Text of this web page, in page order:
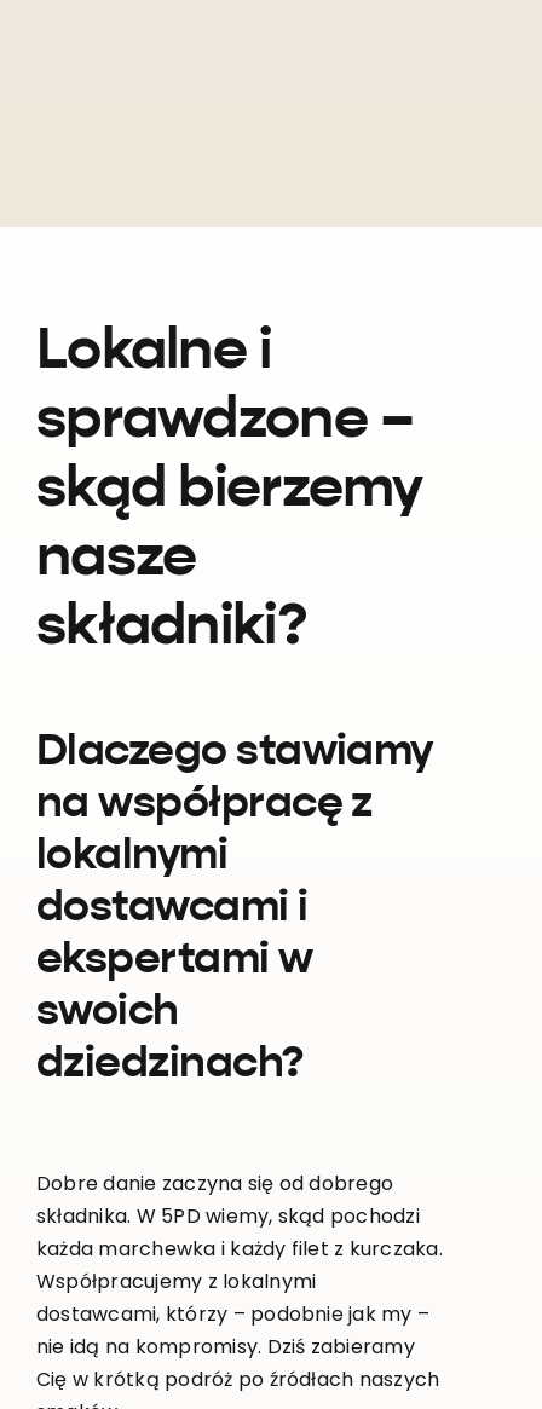
Lokalne i
sprawdzone –
skąd bierzemy
nasze
składniki?
Dlaczego stawiamy
na współpracę z
lokalnymi
dostawcami i
ekspertami w
swoich
dziedzinach?
Dobre danie zaczyna się od dobrego
składnika. W 5PD wiemy, skąd pochodzi
każda marchewka i każdy filet z kurczaka.
Współpracujemy z lokalnymi
dostawcami, którzy – podobnie jak my –
nie idą na kompromisy. Dziś zabieramy
Cię w krótką podróż po źródłach naszych